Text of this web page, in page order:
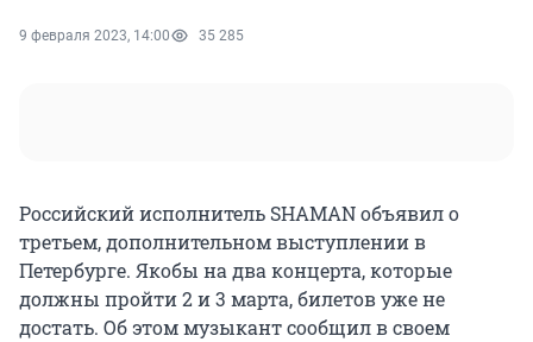
9 февраля 2023, 14:00 35 285
Российский исполнитель SHAMAN объявил о
третьем, дополнительном выступлении в
Петербурге. Якобы на два концерта, которые
должны пройти 2 и 3 марта, билетов уже не
достать. Об этом музыкант сообщил в своем